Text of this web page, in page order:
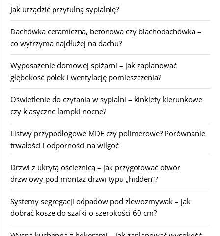
Jak urządzić przytulną sypialnię?
Dachówka ceramiczna, betonowa czy blachodachówka –
co wytrzyma najdłużej na dachu?
Wyposażenie domowej spiżarni – jak zaplanować
głębokość półek i wentylację pomieszczenia?
Oświetlenie do czytania w sypialni – kinkiety kierunkowe
czy klasyczne lampki nocne?
Listwy przypodłogowe MDF czy polimerowe? Porównanie
trwałości i odporności na wilgoć
Drzwi z ukrytą ościeżnicą – jak przygotować otwór
drzwiowy pod montaż drzwi typu „hidden”?
Systemy segregacji odpadów pod zlewozmywak – jak
dobrać kosze do szafki o szerokości 60 cm?